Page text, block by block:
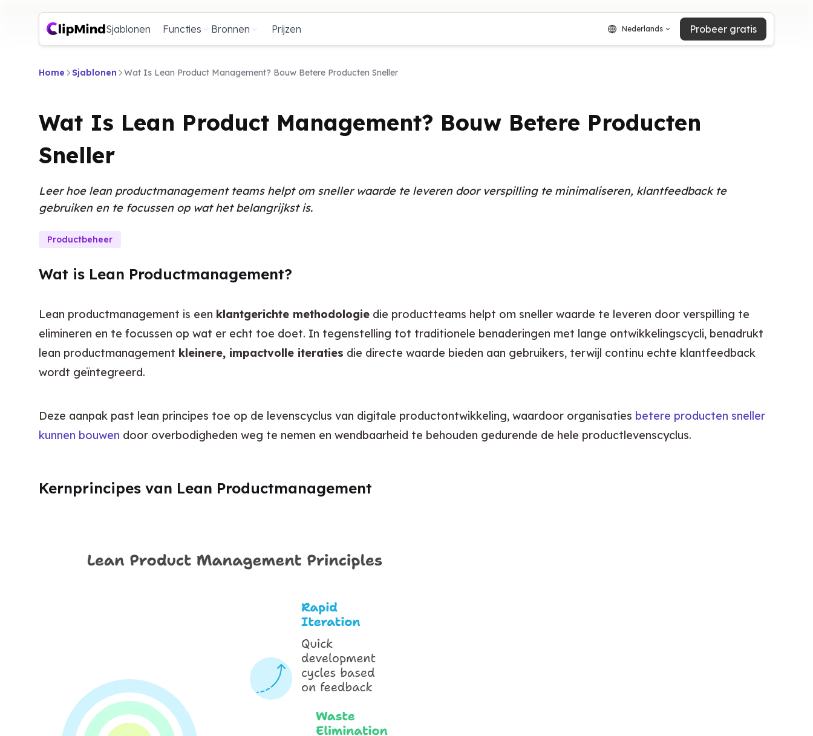
Sjablonen Functies Bronnen Prijzen Nederlands Probeer gratis
Home Sjablonen Wat Is Lean Product Management? Bouw Betere Producten Sneller
Wat Is Lean Product Management? Bouw Betere Producten
Sneller
Leer hoe lean productmanagement teams helpt om sneller waarde te leveren door verspilling te minimaliseren, klantfeedback te
gebruiken en te focussen op wat het belangrijkst is.
Productbeheer
Wat is Lean Productmanagement?
Lean productmanagement is een klantgerichte methodologie die productteams helpt om sneller waarde te leveren door verspilling te
elimineren en te focussen op wat er echt toe doet. In tegenstelling tot traditionele benaderingen met lange ontwikkelingscycli, benadrukt
lean productmanagement kleinere, impactvolle iteraties die directe waarde bieden aan gebruikers, terwijl continu echte klantfeedback
wordt geïntegreerd.
Deze aanpak past lean principes toe op de levenscyclus van digitale productontwikkeling, waardoor organisaties betere producten sneller
kunnen bouwen door overbodigheden weg te nemen en wendbaarheid te behouden gedurende de hele productlevenscyclus.
Kernprincipes van Lean Productmanagement